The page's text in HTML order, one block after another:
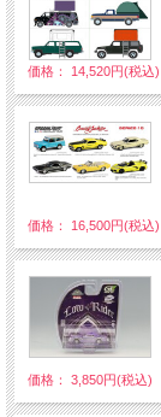
価格： 14,520円(税込)
価格： 16,500円(税込)
価格： 3,850円(税込)